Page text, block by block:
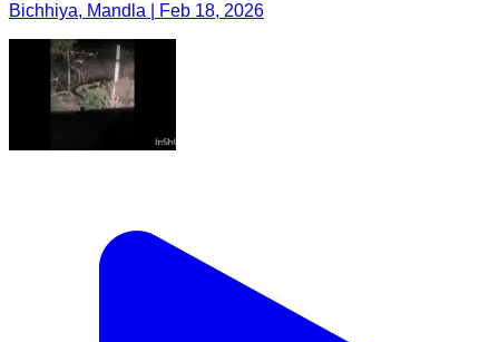
Bichhiya, Mandla | Feb 18, 2026